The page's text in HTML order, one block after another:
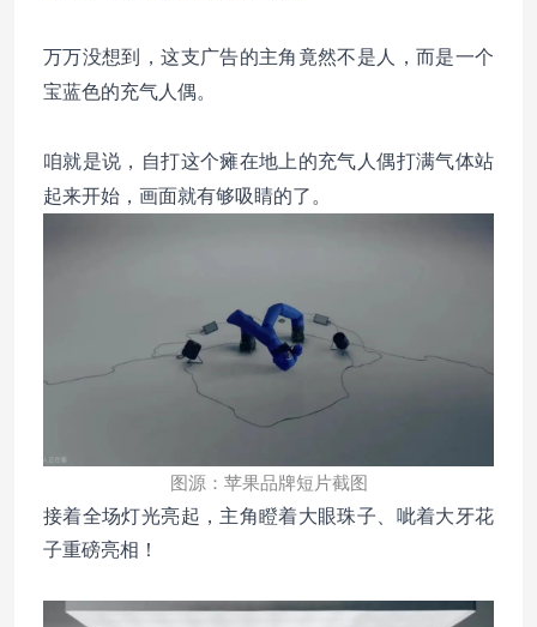
万万没想到，这支广告的主角竟然不是人，而是一个
宝蓝色的充气人偶。
咱就是说，自打这个瘫在地上的充气人偶打满气体站
起来开始，画面就有够吸睛的了。
图源：苹果品牌短片截图
接着全场灯光亮起，主角瞪着大眼珠子、呲着大牙花
子重磅亮相！